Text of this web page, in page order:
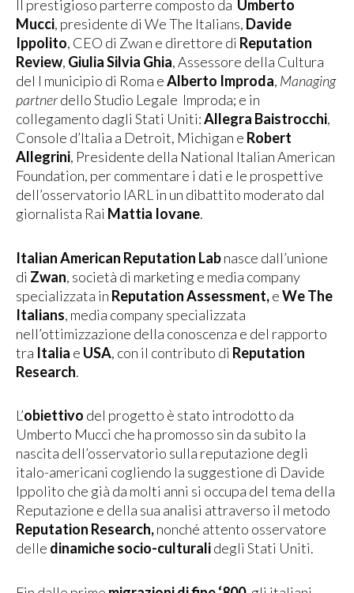
Il prestigioso parterre composto da Umberto
Mucci, presidente di We The Italians, Davide
Ippolito, CEO di Zwan e direttore di Reputation
Review, Giulia Silvia Ghia, Assessore della Cultura
del I municipio di Roma eAlberto Improda, Managing
partnerdello Studio Legale Improda; e in
collegamento dagli Stati Uniti:Allegra Baistrocchi,
Console d’Italia a Detroit, Michigan e Robert
Allegrini, Presidente della National Italian American
Foundation, per commentare i dati e le prospettive
dell’osservatorio IARL in un dibattito moderato dal
giornalista Rai Mattia Iovane.
Italian American Reputation Labnasce dall’unione
di Zwan, società di marketing e media company
specializzata in Reputation Assessment,eWe The
Italians, media company specializzata
nell’ottimizzazione della conoscenza e del rapporto
tra Italia e USA, con il contributo di Reputation
Research.
L’obiettivo del progetto è stato introdotto da
Umberto Mucci che ha promosso sin da subito la
nascita dell’osservatorio sulla reputazione degli
italo-americani cogliendo la suggestione di Davide
Ippolito che già da molti anni si occupa del tema della
Reputazione e della sua analisi attraverso il metodo
Reputation Research,nonché attento osservatore
delle dinamiche socio-culturalidegli Stati Uniti.